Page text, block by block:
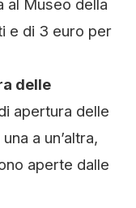
al Museo della
e di 3 euro per
delle
apertura delle
a un’altra,
aperte dalle